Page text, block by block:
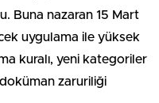
Buna nazaran 15 Mart
uygulama ile yüksek
kuralı, yeni kategoriler
zaruriliği